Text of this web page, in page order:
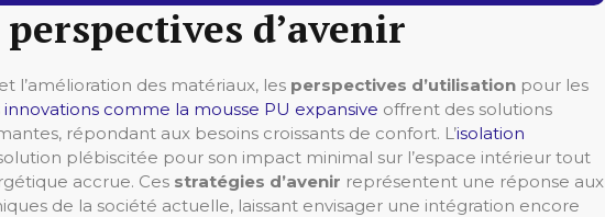
d’avenir
l’amélioration des matériaux, les perspectives d’utilisation pour les
innovations comme la mousse PU expansive offrent des solutions
répondant aux besoins croissants de confort. L’isolation
plébiscitée pour son impact minimal sur l’espace intérieur tout
accrue. Ces stratégies d’avenir représentent une réponse aux
de la société actuelle, laissant envisager une intégration encore